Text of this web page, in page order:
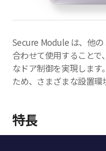
Secure Module は、他
合わせて使用すること
なドア制御を実現しま
ため、さまざまな設置環
特長